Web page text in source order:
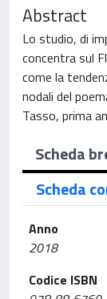
Abstract
Lo studio, di
concentra sul
come la
nodali del
Tasso, prima
Scheda
Scheda
Anno
2018
Codice ISBN